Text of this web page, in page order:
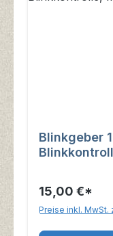
Blinkgeber
15,00 €*
Preise inkl. MwSt.